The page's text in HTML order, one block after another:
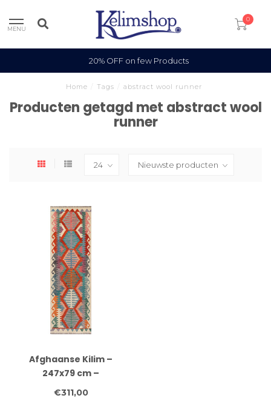
MENU
0
20% OFF on few Products
Home Tags abstract wool runner
Producten getagd met abstract wool
runner
Afghaanse Kilim –
247x79 cm –
Handgeweven Wol
€311,00